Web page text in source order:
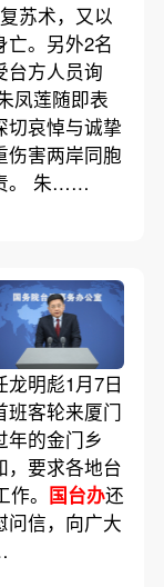
苏术，又以
亡。另外2名
台方人员询
凤莲随即表
切哀悼与诚挚
伤害两岸同胞
。 朱……
龙明彪1月7日
班客轮来厦门
年的金门乡
，要求各地台
。 国台办还
问信，向广大